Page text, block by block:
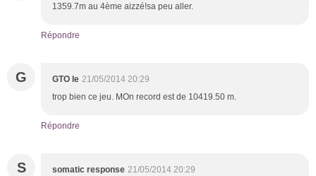
1359.7m au 4ème aizzé!sa peu aller.
Répondre
G GTO le 21/05/2014 20:29
trop bien ce jeu. MOn record est de 10419.50 m.
Répondre
S somatic response 21/05/2014 20:29